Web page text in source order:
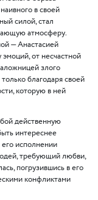
в своей
силой, стал
атмосферу.
— Анастасией
от несчастной
злого
благодаря своей
которую в ней
действенную
интереснее
исполнении
требующий любви,
погрузившись в его
конфликтами